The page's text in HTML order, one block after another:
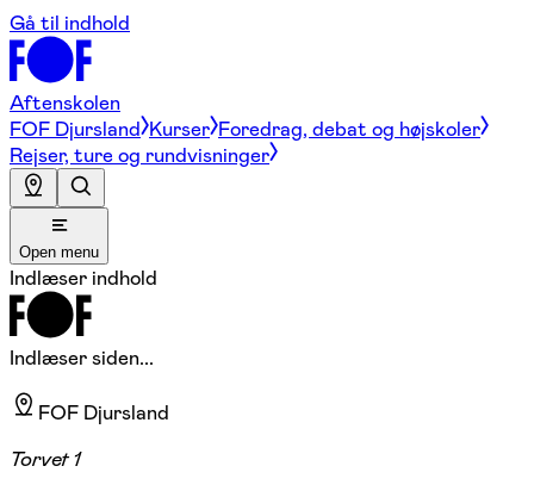
Gå til indhold
Aftenskolen
FOF Djursland Kurser Foredrag, debat og højskoler
Rejser, ture og rundvisninger
Open menu
Indlæser indhold
Indlæser siden...
FOF Djursland
Torvet 1